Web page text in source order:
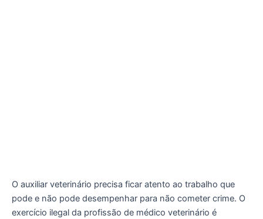
O auxiliar veterinário precisa ficar atento ao trabalho que
pode e não pode desempenhar para não cometer crime. O
exercício ilegal da profissão de médico veterinário é